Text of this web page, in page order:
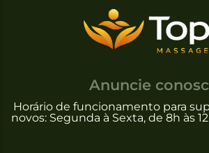
Anuncie
Horário de funcionamento para
novos: Segunda à Sexta, de 8h às